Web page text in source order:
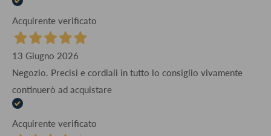
Acquirente verificato
13 Giugno 2026
Negozio. Precisi e cordiali in tutto lo consiglio vivamente
continuerò ad acquistare
Acquirente verificato